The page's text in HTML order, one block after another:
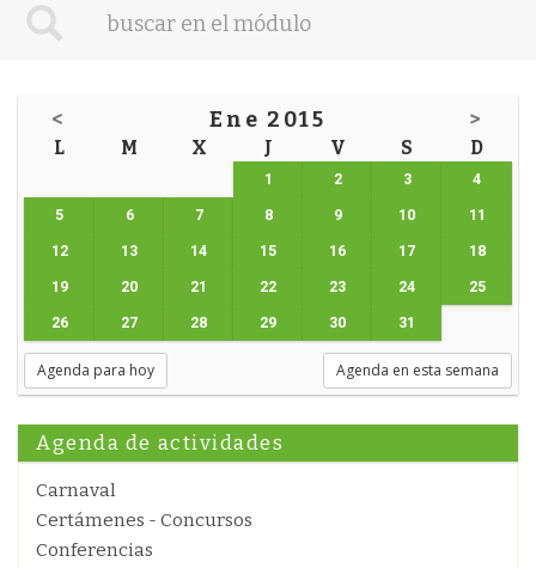
< Ene 2015 >
L M X J V S D
1 2 3 4
5 6 7 8 9 10 11
12 13 14 15 16 17 18
19 20 21 22 23 24 25
26 27 28 29 30 31
Agenda para hoy Agenda en esta semana
Agenda de actividades
Carnaval
Certámenes - Concursos
Conferencias